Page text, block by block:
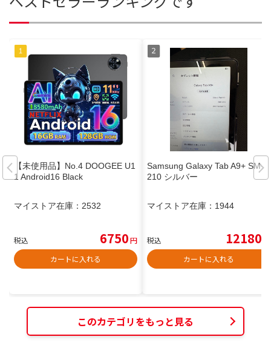
【未使用品】No.4 DOOGEE U1
1 Android16 Black
マイストア在庫： 2532
税込 6750円
カートに入れる
Samsung Galaxy Tab A9+ SM-X
210 シルバー
マイストア在庫： 1944
税込 12180
カートに入れる
このカテゴリをもっと見る